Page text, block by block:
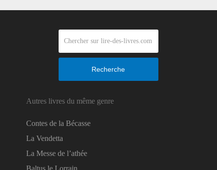
Recherche
Autres livres du même genre
Contes de la Bécasse
La Vendetta
La Messe de l’athée
Baltus le Lorrain